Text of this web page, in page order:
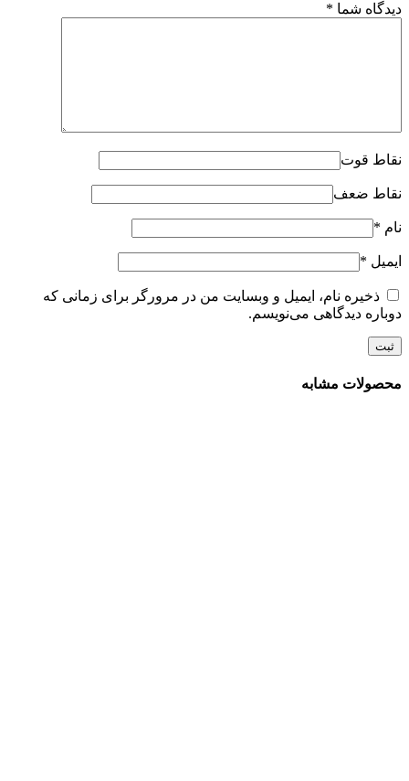
دیدگاه شما *
نقاط قوت
نقاط ضعف
نام *
ایمیل *
ذخیره نام، ایمیل و وبسایت من در مرورگر برای زمانی که
دوباره دیدگاهی می‌نویسم.
محصولات مشابه